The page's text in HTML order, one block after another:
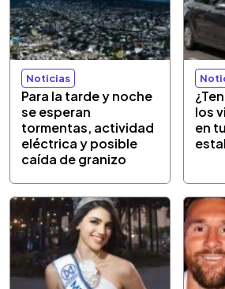
Noticias
Para la tarde y noche
se esperan
tormentas, actividad
eléctrica y posible
caída de granizo
los
en